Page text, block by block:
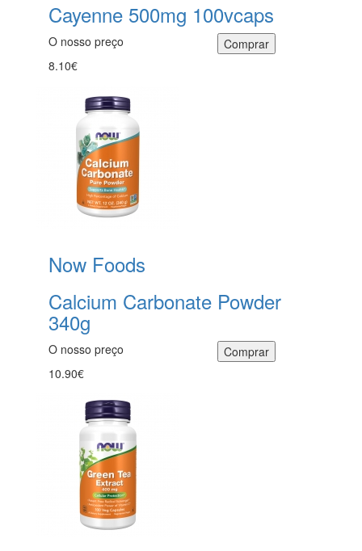
Cayenne 500mg 100vcaps
O nosso preço
8.10€
Now Foods
Calcium Carbonate Powder
340g
O nosso preço
10.90€